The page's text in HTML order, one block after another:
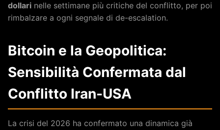
dollari nelle settimane più critiche del conflitto, per poi
rimbalzare a ogni segnale di de-escalation.
Bitcoin e la Geopolitica:
Sensibilità Confermata dal
Conflitto Iran-USA
La crisi del 2026 ha confermato una dinamica già